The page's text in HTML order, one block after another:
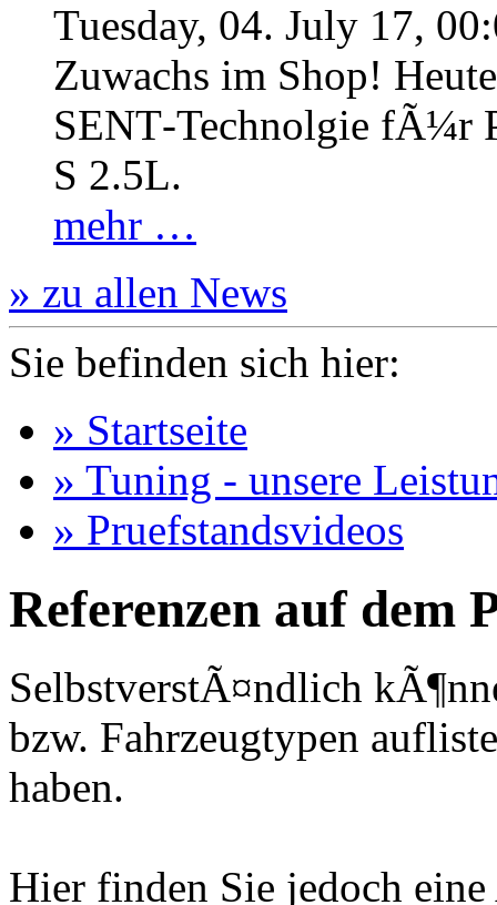
Tuesday, 04. July 17,
Zuwachs im Shop!
SENT‐Technolgie fÃ¼r
S 2.5L.
mehr …
» zu allen News
Sie befinden sich hier:
» Startseite
» Tuning - unsere
» Pruefstandsvideos
Referenzen auf dem
SelbstverstÃ¤ndlich
bzw. Fahrzeugtypen
haben.
Hier finden Sie jedoch